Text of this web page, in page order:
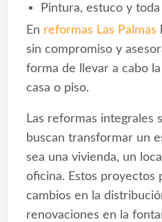
Pintura, estuco y
En reformas Las Palmas
sin compromiso y
forma de llevar a cabo
casa o piso.
Las reformas integrales
buscan transformar un
sea una vivienda, un
oficina. Estos proyectos
cambios en la
renovaciones en la